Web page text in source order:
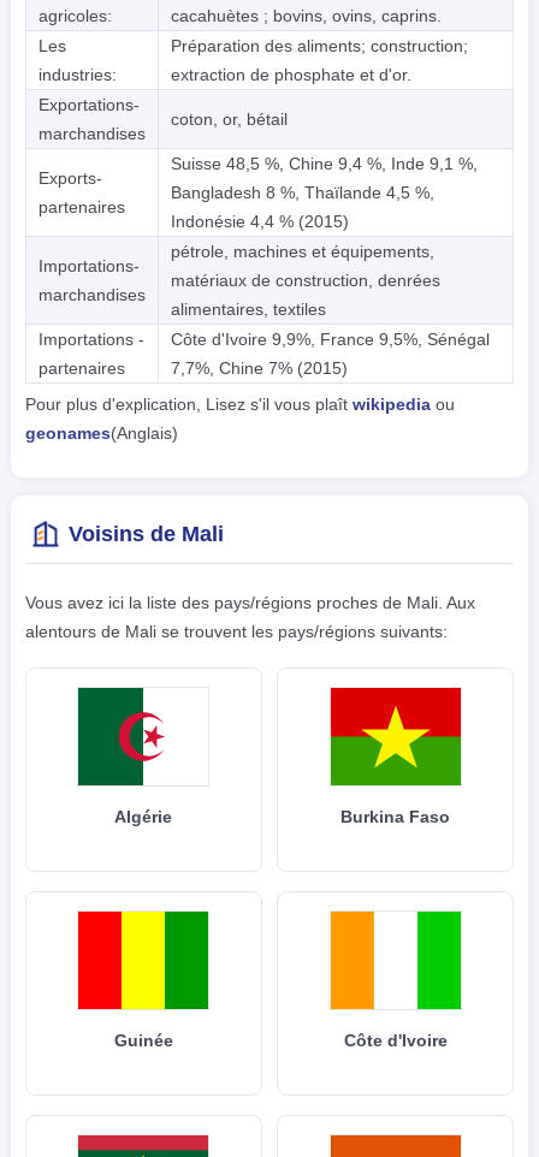
agricoles:
cacahuètes ; bovins, ovins, caprins.
Les
industries:
Préparation des aliments; construction;
extraction de phosphate et d'or.
Exportations-
marchandises
coton, or, bétail
Exports-
partenaires
Suisse 48,5 %, Chine 9,4 %, Inde 9,1 %,
Bangladesh 8 %, Thaïlande 4,5 %,
Indonésie 4,4 % (2015)
Importations-
marchandises
pétrole, machines et équipements,
matériaux de construction, denrées
alimentaires, textiles
Importations -
partenaires
Côte d'Ivoire 9,9%, France 9,5%, Sénégal
7,7%, Chine 7% (2015)
Pour plus d'explication, Lisez s'il vous plaît wikipediaou
geonames(Anglais)
Voisins de Mali
Vous avez ici la liste des pays/régions proches de Mali. Aux
alentours de Mali se trouvent les pays/régions suivants:
Algérie Burkina Faso
Guinée Côte d'Ivoire